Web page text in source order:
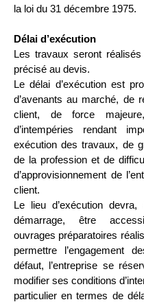
la loi du 31 décembre 1975.
Délai d’exécution
Les travaux seront
précisé au devis.
Le délai d’exécution est
d’avenants au marché, de
client, de force majeure,
d’intempéries rendant
exécution des travaux, de
de la profession et de
d’approvisionnement de
client.
Le lieu d’exécution
démarrage, être
ouvrages préparatoires
permettre l’engagement
défaut, l’entreprise se
modifier ses conditions
particulier en termes de